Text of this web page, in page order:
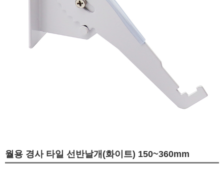
월용 경사 타일 선반날개(화이트) 150~360mm